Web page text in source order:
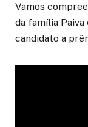
Vamos
da família Paiva
candidato a